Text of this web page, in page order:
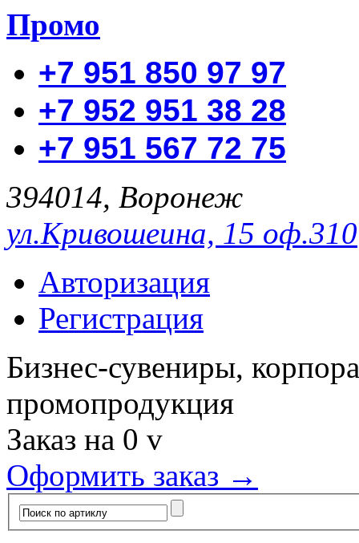
Промо
+7 951 850 97 97
+7 952 951 38 28
+7 951 567 72 75
394014, Воронеж
ул.Кривошеина, 15 оф.310
Авторизация
Регистрация
Бизнес-сувениры,
промопродукция
Заказ на 0 v
Оформить заказ →